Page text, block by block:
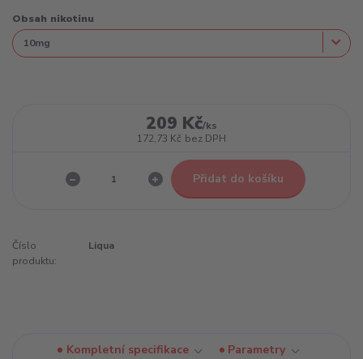
Obsah nikotinu
209 Kč/ks
172,73 Kč bez DPH
Přidat do košíku
Číslo
produktu:
Liqua
Kompletní specifikace
Parametry